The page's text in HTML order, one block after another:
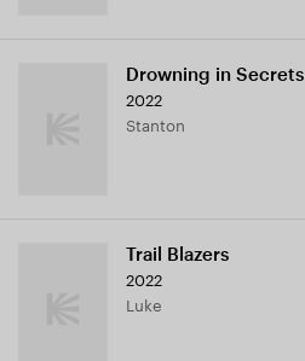
Drowning in Secrets
2022
Stanton
Trail Blazers
2022
Luke